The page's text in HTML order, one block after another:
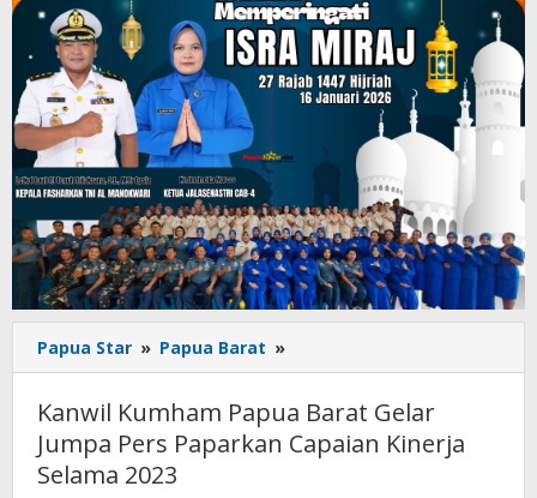
Papua Star » Papua Barat »
Kumham
Barat
Gelar
Kanwil Kumham Papua Barat Gelar
Jumpa Pers Paparkan Capaian Kinerja
Selama 2023